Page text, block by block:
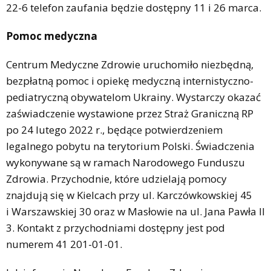
22-6 telefon zaufania będzie dostępny 11 i 26 marca.
Pomoc medyczna
Centrum Medyczne Zdrowie uruchomiło niezbędną,
bezpłatną pomoc i opiekę medyczną internistyczno-
pediatryczną obywatelom Ukrainy. Wystarczy okazać
zaświadczenie wystawione przez Straż Graniczną RP
po 24 lutego 2022 r., będące potwierdzeniem
legalnego pobytu na terytorium Polski. Świadczenia
wykonywane są w ramach Narodowego Funduszu
Zdrowia. Przychodnie, które udzielają pomocy
znajdują się w Kielcach przy ul. Karczówkowskiej 45
i Warszawskiej 30 oraz w Masłowie na ul. Jana Pawła II
3. Kontakt z przychodniami dostępny jest pod
numerem 41 201-01-01.